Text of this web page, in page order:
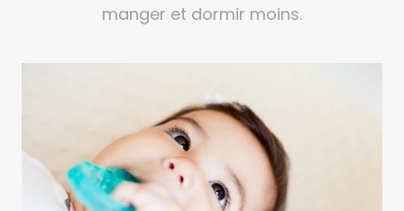
manger et dormir moins.